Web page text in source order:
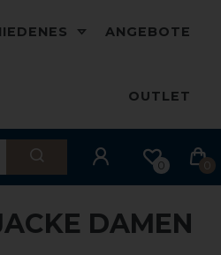
ANGEBOTE
OUTLET
0 0
DAMEN